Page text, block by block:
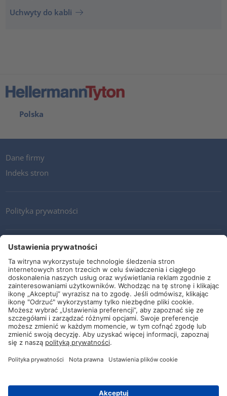
Uchwyty do kabli
Polska
Dane firmy
Indeks stron
Polityka prywatności
Kontakt
Newsletter
Ogólne warunki i dostawy
Wytyczne i zobowiązania
Media społecznościowe